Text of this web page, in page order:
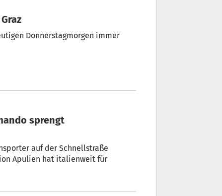
Donnerstagmorgen immer
auf der Schnellstraße
hat italienweit für